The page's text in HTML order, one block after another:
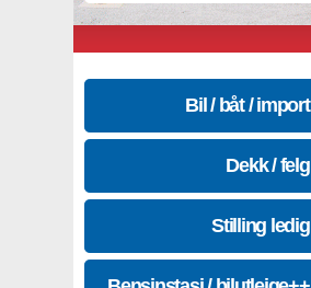
Bil / båt / import
Dekk / felg
Stilling ledig